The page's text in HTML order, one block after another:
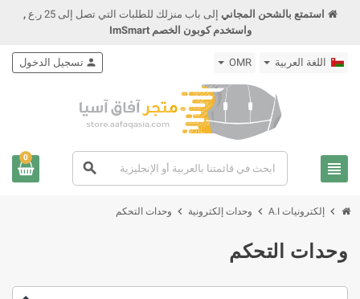
استمتع بالشحن المجاني إلى باب منزلك للطلبات التي تصل إلى 25 ر.ع
,
واستخدم كوبون الخصم ImSmart
اللغة العربية OMR
view_headline
search
person تسجيل الدخول
0
chevron_right إلكترونيات A.I chevron_right وحدات إلكترونية chevron_right وحدات التحكم
وحدات التحكم